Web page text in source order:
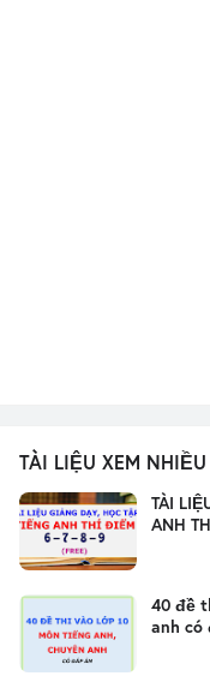
TÀI LIỆU XEM NHIỀU
TÀI
ANH
40 đề
anh có